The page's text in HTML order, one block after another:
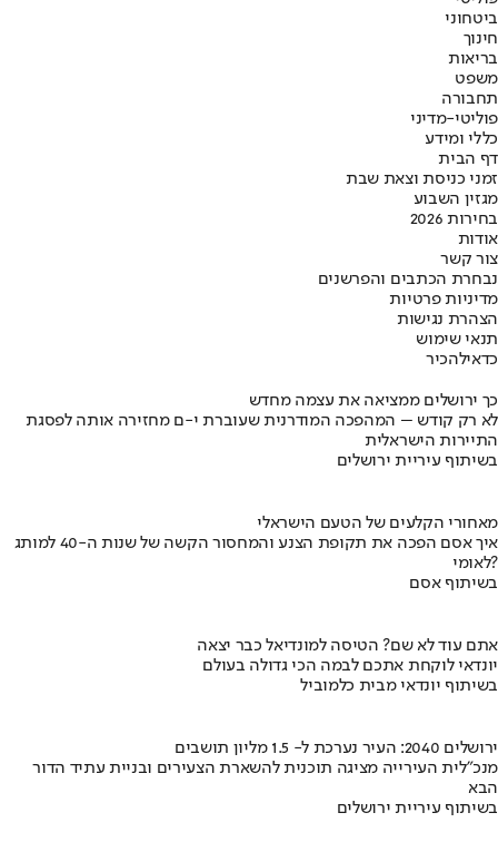
ביטחוני
חינוך
בריאות
משפט
תחבורה
פוליטי-מדיני
כללי ומידע
דף הבית
זמני כניסת וצאת שבת
מגזין השבוע
בחירות 2026
אודות
צור קשר
נבחרת הכתבים והפרשנים
מדיניות פרטיות
הצהרת נגישות
תנאי שימוש
כדאילהכיר
כך ירושלים ממציאה את עצמה מחדש
לא רק קודש – המהפכה המודרנית שעוברת י-ם מחזירה אותה לפסגת
התיירות הישראלית
בשיתוף עיריית ירושלים
מאחורי הקלעים של הטעם הישראלי
איך אסם הפכה את תקופת הצנע והמחסור הקשה של שנות ה-40 למותג
לאומי?
בשיתוף אסם
אתם עוד לא שם? הטיסה למונדיאל כבר יצאה
יונדאי לוקחת אתכם לבמה הכי גדולה בעולם
בשיתוף יונדאי מבית כלמוביל
ירושלים 2040: העיר נערכת ל- 1.5 מליון תושבים
מנכ"לית העירייה מציגה תוכנית להשארת הצעירים ובניית עתיד הדור
הבא
בשיתוף עיריית ירושלים